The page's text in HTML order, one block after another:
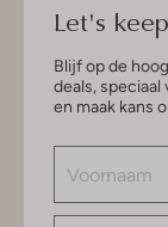
Let's
Blijf op de
deals,
en maak kans